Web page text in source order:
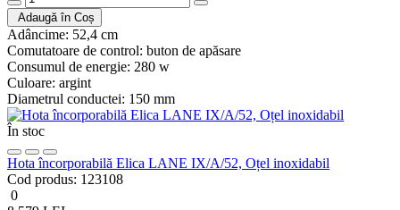
Adaugă în Coș
Adâncime: 52,4 cm
Comutatoare de control: buton de apăsare
Consumul de energie: 280 w
Culoare: argint
Diametrul conductei: 150 mm
În stoc
Hota încorporabilă Elica LANE IX/A/52, Oțel inoxidabil
Cod produs: 123108
0